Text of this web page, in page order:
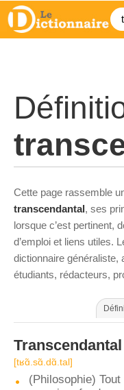
Cette page rassemble
transcendantal, ses
lorsque c’est pertinent,
d’emploi et liens utiles.
dictionnaire généraliste,
étudiants, rédacteurs,
Transcendantal
[tʁɑ̃.sɑ̃.dɑ̃.tal]
(Philosophie)